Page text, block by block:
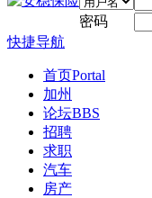
密码
快捷导航
首页Portal
加州
论坛BBS
招聘
求职
汽车
房产